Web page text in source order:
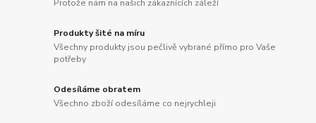
Protože nám na našich zákaznících záleží
Produkty šité na míru
Všechny produkty jsou pečlivě vybrané přímo pro Vaše
potřeby
Odesíláme obratem
Všechno zboží odesíláme co nejrychleji